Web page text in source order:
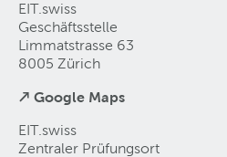
EIT.swiss
Geschäftsstelle
Limmatstrasse 63
8005 Zürich
↗ Google Maps
EIT.swiss
Zentraler Prüfungsort